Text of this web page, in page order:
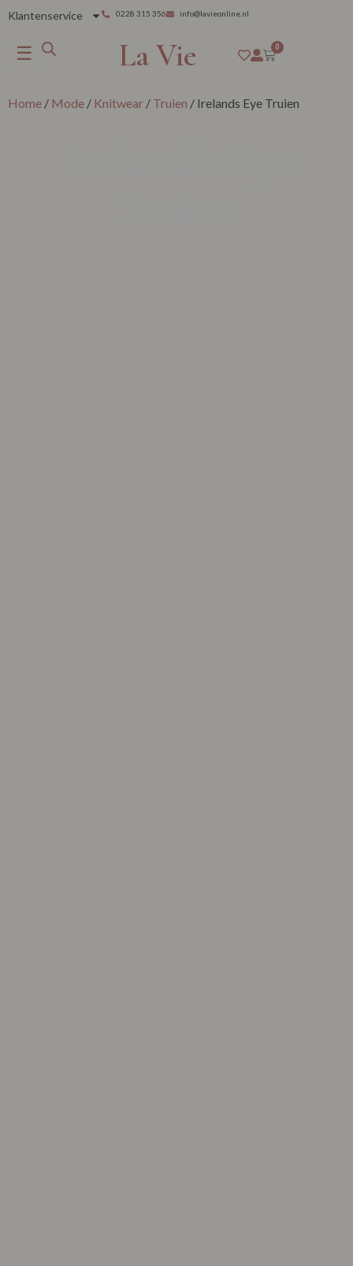
Klantenservice 0228 315 356 info@lavieonline.nl
☰ La Vie 0
Home / Mode / Knitwear / Truien / Irelands Eye Truien